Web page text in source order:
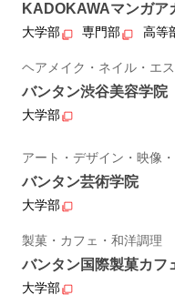
KADOKAWAマンガア
大学部 専門部 高等
ヘアメイク・ネイル・エ
バンタン渋谷美容学院
大学部
アート・デザイン・映像
バンタン芸術学院
大学部
製菓・カフェ・和洋調理
バンタン国際製菓カフ
大学部